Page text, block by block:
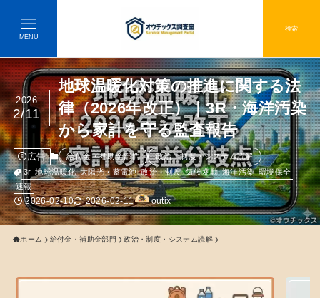
検索
MENU
地球温暖化対策の推進に関する法
律（2026年改正）｜3R・海洋汚染
から家計を守る監査報告
2026
2/11
広告 給付金・補助金部門
政治・制度・システム読解
3r 地球温暖化 太陽光・蓄電池 政治・制度 気候変動 海洋汚染 環境保全
速報
2026-02-10 2026-02-11 outix
ホーム 給付金・補助金部門 政治・制度・システム読解